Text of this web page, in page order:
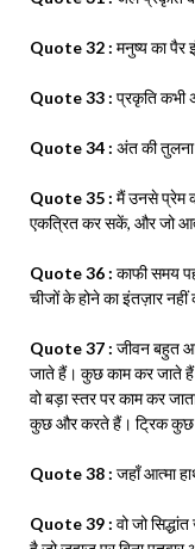
Quote 32 : मनुष्य का पैर
Quote 33 : प्रकृति कभी
Quote 34 : अंत की
Quote 35 : मैं उनसे प्रेम
एकत्रित कर सकें, और जो
Quote 36 : काफी समय
चीजों के होने का इंतज़ार
Quote 37 : जीवन बहुत
जाते हैं। कुछ काम कर जाते
वो बड़ा स्तर पर काम कर
कुछ और करते हैं। ट्रिक कुछ
Quote 38 : जहाँ आत्मा
Quote 39 : वो जो